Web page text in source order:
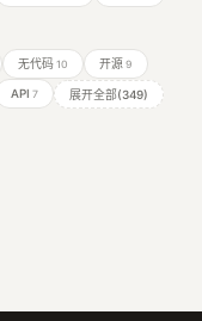
无代码 10 开源 9
API 7 展开全部(349)